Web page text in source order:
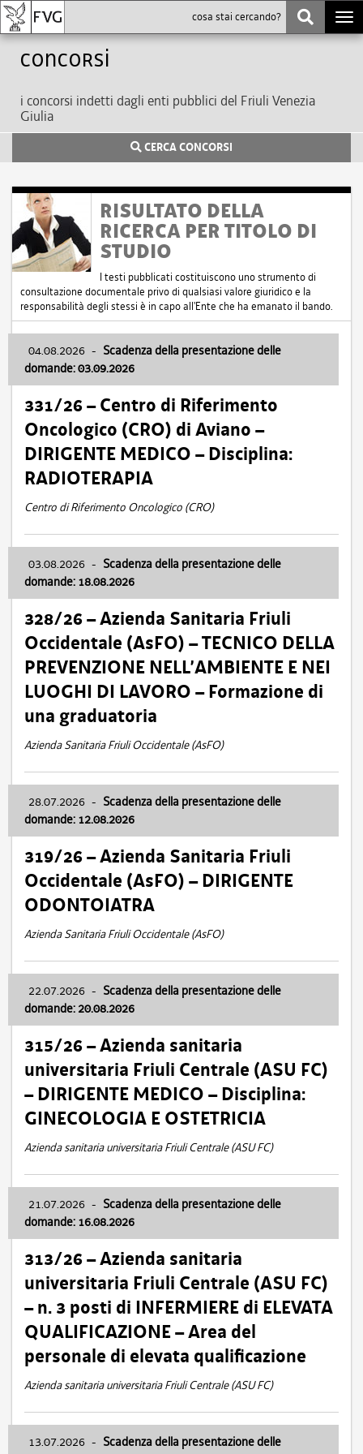
Concorsi
i concorsi indetti dagli enti pubblici del Friuli Venezia
Giulia
CERCA CONCORSI
RISULTATO DELLA
RICERCA PER TITOLO DI
STUDIO
I testi pubblicati costituiscono uno strumento di
consultazione documentale privo di qualsiasi valore giuridico e la
responsabilità degli stessi è in capo all'Ente che ha emanato il bando.
04.08.2026 - Scadenza della presentazione delle
domande: 03.09.2026
331/26 – Centro di Riferimento
Oncologico (CRO) di Aviano –
DIRIGENTE MEDICO – Disciplina:
RADIOTERAPIA
Centro di Riferimento Oncologico (CRO)
03.08.2026 - Scadenza della presentazione delle
domande: 18.08.2026
328/26 – Azienda Sanitaria Friuli
Occidentale (AsFO) – TECNICO DELLA
PREVENZIONE NELL’AMBIENTE E NEI
LUOGHI DI LAVORO – Formazione di
una graduatoria
Azienda Sanitaria Friuli Occidentale (AsFO)
28.07.2026 - Scadenza della presentazione delle
domande: 12.08.2026
319/26 – Azienda Sanitaria Friuli
Occidentale (AsFO) – DIRIGENTE
ODONTOIATRA
Azienda Sanitaria Friuli Occidentale (AsFO)
22.07.2026 - Scadenza della presentazione delle
domande: 20.08.2026
315/26 – Azienda sanitaria
universitaria Friuli Centrale (ASU FC)
– DIRIGENTE MEDICO – Disciplina:
GINECOLOGIA E OSTETRICIA
Azienda sanitaria universitaria Friuli Centrale (ASU FC)
21.07.2026 - Scadenza della presentazione delle
domande: 16.08.2026
313/26 – Azienda sanitaria
universitaria Friuli Centrale (ASU FC)
– n. 3 posti di INFERMIERE di ELEVATA
QUALIFICAZIONE – Area del
personale di elevata qualificazione
Azienda sanitaria universitaria Friuli Centrale (ASU FC)
13.07.2026 - Scadenza della presentazione delle